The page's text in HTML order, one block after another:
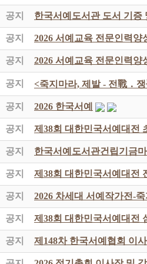
공지 한국서예도서관 도서 기증
공지 2026 서예교육 전문인력양
공지 2026 서예교육 전문인력양
공지 <죽지마라, 제발 - 전戰 ․
공지 2026 한국서예
공지 제38회 대한민국서예대전
공지 한국서예도서관건립기금
공지 제38회 대한민국서예대전
공지 2026 차세대 서예작가전-
공지 제38회 대한민국서예대전
공지 제148차 한국서예협회 이